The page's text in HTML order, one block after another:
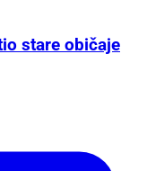
stare običaje